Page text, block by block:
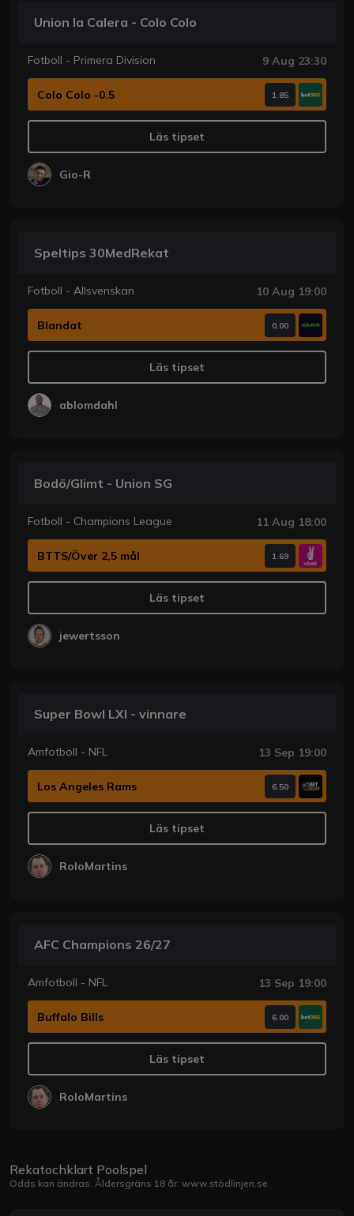
Union la Calera - Colo Colo
Fotboll - Primera Division 9 Aug 23:30
Colo Colo -0.5 1.85
Läs tipset
Gio-R
Speltips 30MedRekat
Fotboll - Allsvenskan 10 Aug 19:00
Blandat 0.00
Läs tipset
ablomdahl
Bodö/Glimt - Union SG
Fotboll - Champions League 11 Aug 18:00
BTTS/Över 2,5 mål 1.69
Läs tipset
jewertsson
Super Bowl LXI - vinnare
Amfotboll - NFL 13 Sep 19:00
Los Angeles Rams 6.50
Läs tipset
RoloMartins
AFC Champions 26/27
Amfotboll - NFL 13 Sep 19:00
Buffalo Bills 6.00
Läs tipset
RoloMartins
Rekatochklart Poolspel
Odds kan ändras. Åldersgräns 18 år. www.stödlinjen.se